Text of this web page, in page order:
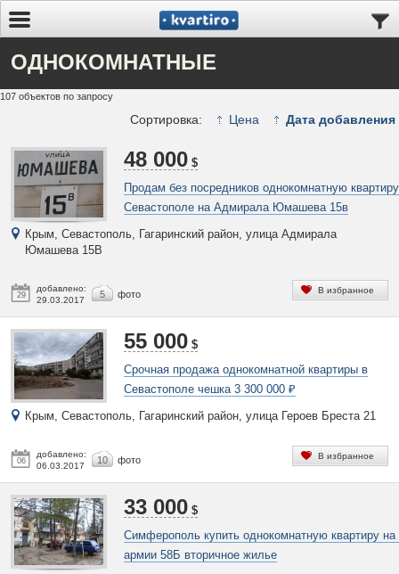
ОДНОКОМНАТНЫЕ
107 объектов по запросу
Сортировка: Цена Дата добавления
29
добавлено:
29.03.2017
5 фото
48 000 $
Продам без посредников однокомнатную
Севастополе на Адмирала Юмашева 15в
Крым, Севастополь, Гагаринский район, улица Адмирала
Юмашева 15В
В избранное
06
добавлено:
06.03.2017
10 фото
55 000 $
Срочная продажа однокомнатной квартиры в
Севастополе чешка 3 300 000 ₽
Крым, Севастополь, Гагаринский район, улица Героев Бреста 21
В избранное
33 000 $
Симферополь купить однокомнатную квартиру на
армии 58Б вторичное жилье